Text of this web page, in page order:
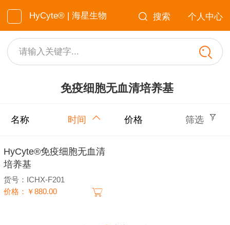
HyCyte® | 海星生物 搜索 个人中心
请输入关键字...
免疫细胞无血清培养基
名称 时间 价格 筛选
HyCyte®免疫细胞无血清
培养基
货号：ICHX-F201
价格：￥880.00